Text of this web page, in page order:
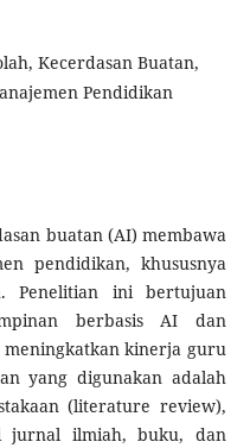
Kecerdasan Buatan,
Pendidikan
buatan (AI) membawa
pendidikan, khususnya
Penelitian ini bertujuan
berbasis AI dan
kinerja guru
yang digunakan adalah
(literature review),
jurnal ilmiah, buku, dan